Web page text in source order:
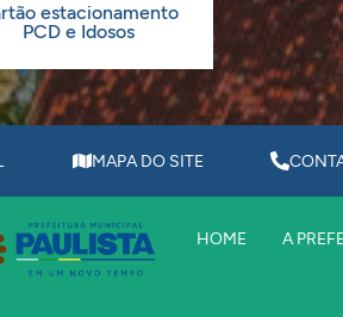
estacionamento
PCD e Idosos
MAPA DO SITE
HOME A